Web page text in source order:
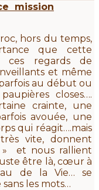
mission
hors du temps,
que cette
ces regards de
et même
au début ou
closes….
crainte, une
avouée, une
qui réagit….mais
vite, donnent
» et nous rallient
être là, cœur à
de la Vie… se
les mots…